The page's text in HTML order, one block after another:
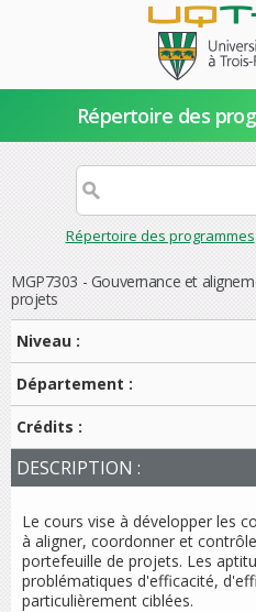
Répertoire des
Répertoire des programmes
MGP7303 - Gouvernance et
projets
Niveau :
Département :
Crédits :
DESCRIPTION :
Le cours vise à développer les
à aligner, coordonner et
portefeuille de projets. Les
problématiques d'efficacité,
particulièrement ciblées.